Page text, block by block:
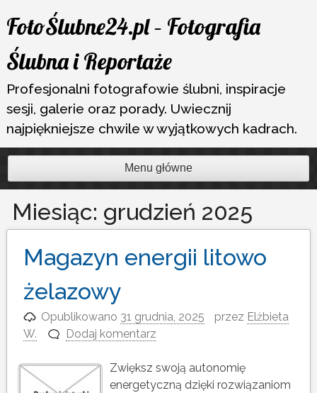
Przejdź
do
treści
FotoŚlubne24.pl – Fotografia
Ślubna i Reportaże
Profesjonalni fotografowie ślubni, inspiracje
sesji, galerie oraz porady. Uwiecznij
najpiękniejsze chwile w wyjątkowych kadrach.
Menu główne
Miesiąc: grudzień 2025
Magazyn energii litowo
żelazowy
Opublikowano 31 grudnia, 2025 przez Elżbieta
W.
Dodaj komentarz
Zwiększ swoją autonomię
energetyczną dzięki rozwiązaniom